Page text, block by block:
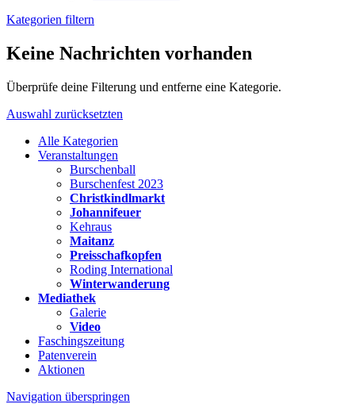
Kategorien filtern
Keine Nachrichten vorhanden
Überprüfe deine Filterung und entferne eine Kategorie.
Auswahl zurücksetzten
Alle Kategorien
Veranstaltungen
Burschenball
Burschenfest 2023
Christkindlmarkt
Johannifeuer
Kehraus
Maitanz
Preisschafkopfen
Roding International
Winterwanderung
Mediathek
Galerie
Video
Faschingszeitung
Patenverein
Aktionen
Navigation überspringen